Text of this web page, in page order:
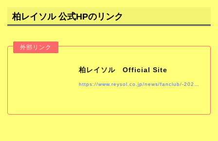
柏レイソル 公式HPのリンク
柏レイソル Official Site
https://www.reysol.co.jp/news/fanclub/-202627.html